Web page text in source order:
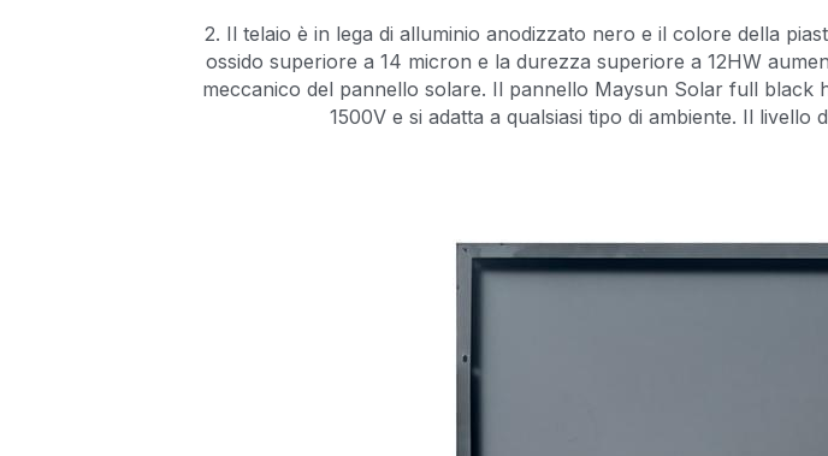
2. Il telaio è in lega di alluminio anodizzato nero e il colore della
ossido superiore a 14 micron e la durezza superiore a 12HW
meccanico del pannello solare. Il pannello Maysun Solar full black
1500V e si adatta a qualsiasi tipo di ambiente. Il